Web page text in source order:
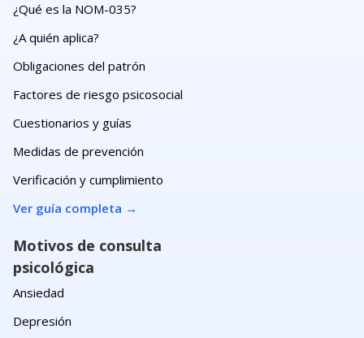
¿Qué es la NOM-035?
¿A quién aplica?
Obligaciones del patrón
Factores de riesgo psicosocial
Cuestionarios y guías
Medidas de prevención
Verificación y cumplimiento
Ver guía completa →
Motivos de consulta
psicológica
Ansiedad
Depresión